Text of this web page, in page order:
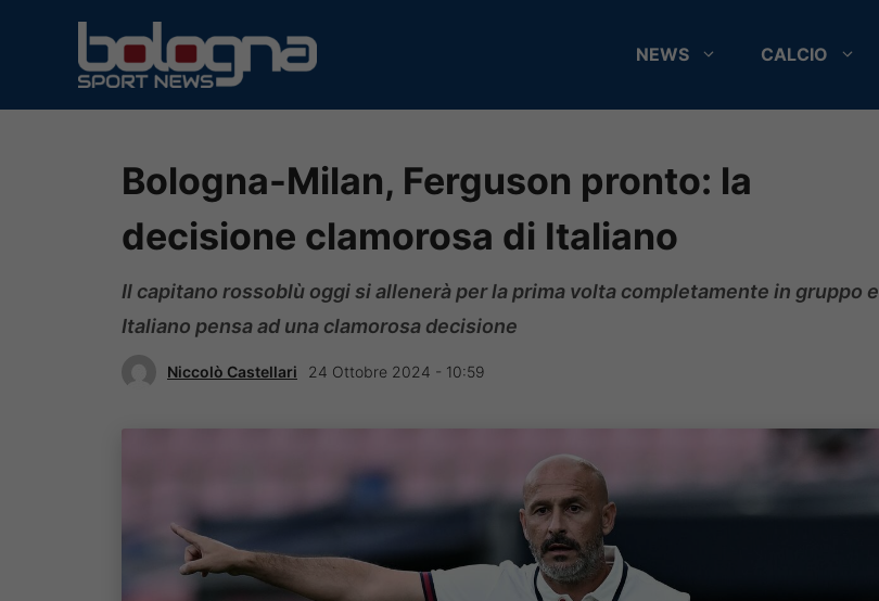
contenuto
NEWS CALCIO
Bologna-Milan, Ferguson pronto: la
decisione clamorosa di Italiano
Il capitano rossoblù oggi si allenerà per la prima volta completamente in gruppo e
Italiano pensa ad una clamorosa decisione
Niccolò Castellari 24 Ottobre 2024 - 10:59